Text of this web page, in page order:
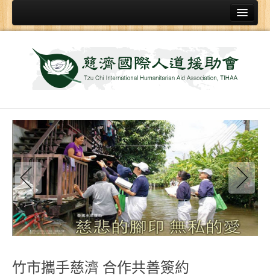
關於
人援會簡介
慈悲科技
賑災發放物資類
香積飯
福慧床
環保賑災毛毯
發放袋
救災機具設備
竹市攜手慈濟 合作共善簽約